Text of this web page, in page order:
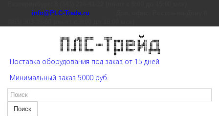
info@PLC-Trade.ru
Поставка оборудования под заказ от 15 дней
Минимальный заказ 5000 руб.
Поиск